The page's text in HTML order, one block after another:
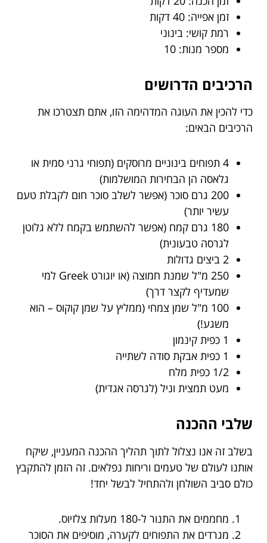
זמן אפייה: 40 דקות
רמת קושי: בינוני
מספר מנות: 10
הרכיבים הדרושים
כדי להכין את העוגה המדהימה הזו, אתם תצטרכו את
הרכיבים הבאים:
4 תפוחים בינוניים מרוסקים (תפוחי גרני סמית או
גלאסה הן הבחירות המושלמות)
200 גרם סוכר (אפשר לשלב סוכר חום לקבלת טעם
עשיר יותר)
180 גרם קמח (אפשר להשתמש בקמח ללא גלוטן
לגרסה טבעונית)
2 ביצים גדולות
250 מ"ל שמנת חמוצה (או יוגורט Greek למי
שמעדיף לקצר דרך)
100 מ"ל שמן צמחי (ממליץ על שמן קוקוס – הוא
משגע!)
1 כפית קינמון
1 כפית אבקת סודה לשתייה
1/2 כפית מלח
מעט תמצית וניל (לגרסה אגדית)
שלבי ההכנה
בשלב זה אנו נצלול לתוך תהליך ההכנה המעניין, שיקח
אותנו לעולם של טעמים וריחות נפלאים. זה הזמן להתקבץ
כולם סביב השולחן ולהתחיל לבשל יחד!
מחממים את התנור ל-180 מעלות צלזיוס.
מגרדים את התפוחים לקערה, מוסיפים את הסוכר